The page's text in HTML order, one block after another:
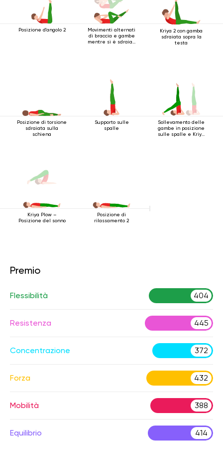
Posizione d'angolo 2
Movimenti alternati
di braccia e gambe
mentre si è sdraiati
Kriya 2 con gamba
sdraiata sopra la
testa
Posizione di torsione
sdraiata sulla
schiena
Supporto sulle
spalle
Sollevamento delle
gambe in posizione
sulle spalle e Kriya
Kriya Plow –
Posizione del sonno
Posizione di
rilassamento 2
Premio
Flessibilità 404
Resistenza 445
Concentrazione 372
Forza 432
Mobilità 388
Equilibrio 414